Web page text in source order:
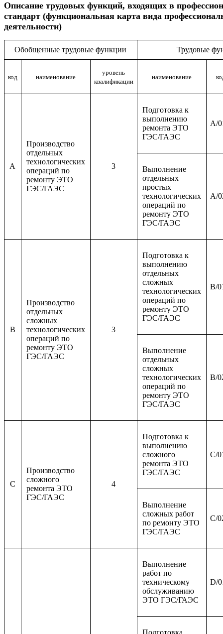
Описание трудовых функций, входящих в
стандарт (функциональная карта вида
деятельности)
Обобщенные трудовые функции Трудовые
код наименование
уровень
квалификации
наименование
A
Производство
отдельных
технологических
операций по
ремонту ЭТО
ГЭС/ГАЭС
3
Подготовка к
выполнению
ремонта ЭТО
ГЭС/ГАЭС
A/
Выполнение
отдельных
простых
технологических
операций по
ремонту ЭТО
ГЭС/ГАЭС
A/
B
Производство
отдельных
сложных
технологических
операций по
ремонту ЭТО
ГЭС/ГАЭС
3
Подготовка к
выполнению
отдельных
сложных
технологических
операций по
ремонту ЭТО
ГЭС/ГАЭС
B/
Выполнение
отдельных
сложных
технологических
операций по
ремонту ЭТО
ГЭС/ГАЭС
B/
C
Производство
сложного
ремонта ЭТО
ГЭС/ГАЭС
4
Подготовка к
выполнению
сложного
ремонта ЭТО
ГЭС/ГАЭС
C/
Выполнение
сложных работ
по ремонту ЭТО
ГЭС/ГАЭС
C/
Выполнение
работ по
техническому
обслуживанию
ЭТО ГЭС/ГАЭС
D/
Подготовка